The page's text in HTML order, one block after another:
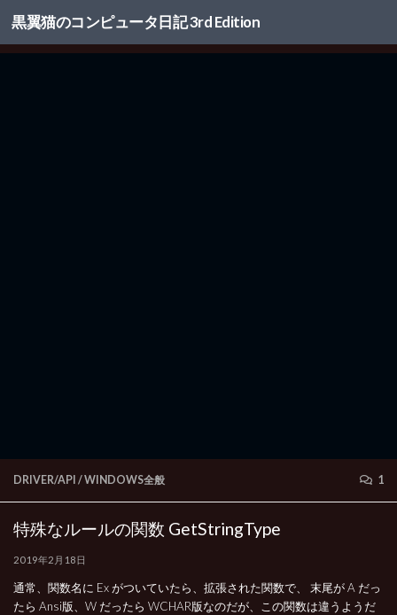
コンテンツへスキップ
黒翼猫のコンピュータ日記 3rd Edition
DRIVER/API /WINDOWS全般 1
特殊なルールの関数 GetStringType
2019年2月18日
通常、関数名に Ex がついていたら、拡張された関数で、 末尾が A だっ
たら Ansi版、W だったら WCHAR版なのだが、この関数は違うようだ